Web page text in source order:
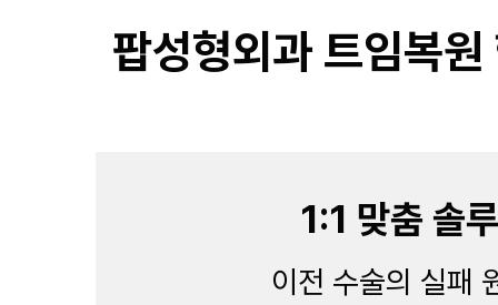
팝성형외과 트임복
1:1 맞춤 솔
이전 수술의 실패